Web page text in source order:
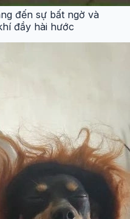
đến sự bất ngờ và
đầy hài hước